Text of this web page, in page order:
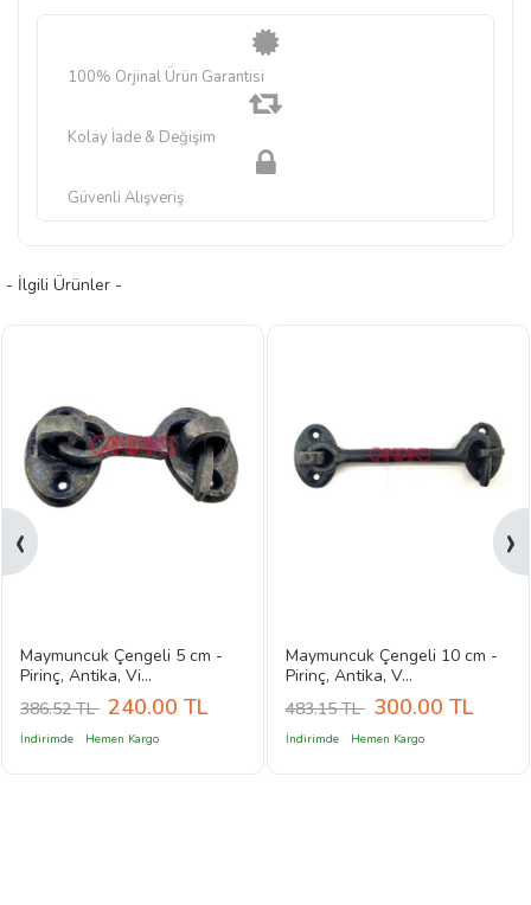
100% Orjinal Ürün Garantisi
Kolay İade & Değişim
Güvenli Alışveriş
- İlgili Ürünler -
Maymuncuk Çengeli 5 cm -
Pirinç, Antika, Vi...
386.52 TL 240.00 TL
İndirimde Hemen Kargo
Maymuncuk Çengeli 10 cm -
Pirinç, Antika, V...
483.15 TL 300.00 TL
İndirimde Hemen Kargo
‹ ›